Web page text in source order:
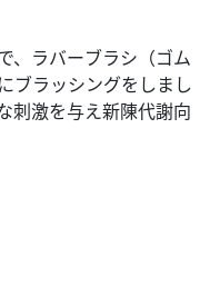
、ラバーブラシ（ゴム
ブラッシングをしまし
刺激を与え新陳代謝向